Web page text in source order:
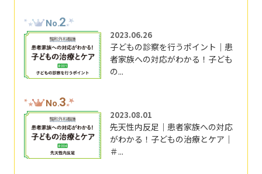
No.2
2023.06.26
子どもの診察を行うポイント｜患
者家族への対応がわかる！子ども
の...
No.3
2023.08.01
先天性内反足｜患者家族への対応
がわかる！子どもの治療とケア｜
＃...